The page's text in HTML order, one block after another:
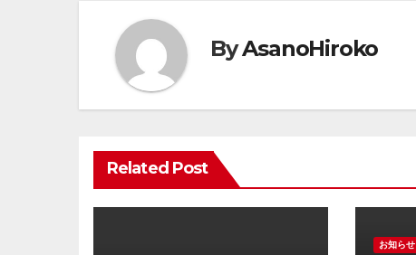
ゲ
ー
シ
ョ
ン
ByAsanoHiroko
Related Post
お知らせ